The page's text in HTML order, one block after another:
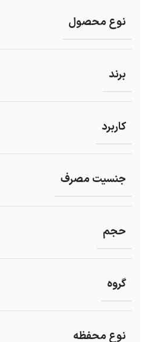
نوع محصول
برند
کاربرد
جنسیت مصرف
حجم
گروه
نوع محفظه